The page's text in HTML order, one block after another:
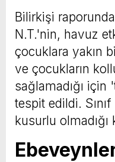
Bilirkişi
N.T.'nin, havuz
çocuklara yakın
ve çocukların
sağlamadığı
tespit edildi.
kusurlu olmadığı